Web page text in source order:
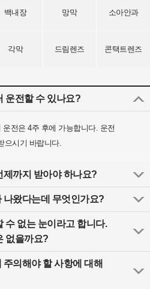
백내장 망막 소아안과
각막 드림렌즈 콘택트렌즈
운전할 수 있나요?
전은 4주 후에 가능합니다. 운전
으시기 바랍니다.
제까지 받아야 하나요?
나왔다는데 무엇인가요?
수 없는 눈이라고 합니다.
없을까요?
의해야 할 사항에 대해